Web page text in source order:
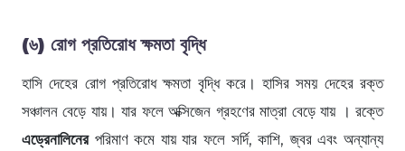
(৬) রোগ প্রতিরোধ ক্ষমতা বৃদ্ধি
হাসি দেহের রোগ প্রতিরোধ ক্ষমতা বৃদ্ধি করে। হাসির সময় দেহের রক্ত
সঞ্চালন বেড়ে যায়। যার ফলে অক্সিজেন গ্রহণের মাত্রা বেড়ে যায় । রক্তে
এড্রেনালিনেরপরিমাণ কমে যায় যার ফলে সর্দি, কাশি, জ্বর এবং অন্যান্য